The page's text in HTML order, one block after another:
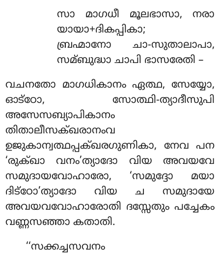
സാ മാഗധീ മൂലഭാസാ, നരാ
യായാ+ദികപ്പികാ;
ബ്രഹ്മാനോ ചാ-സുതാലാപാ,
സമ്ബുദ്ധാ ചാപി ഭാസരേതി –
വചനതോ മാഗധികാനം ഏത്ഥ, സേയ്യോ,
ഓട്ഠോ, സോത്ഥി-ത്യാദീസുപി
അസേസബ്യാപികാനം
തിതാലീസക്ഖരാനംവ
ഉജുകാന്വത്ഥപ്പക്ഖരഗുണികാ, നേവ പന
‘രുക്ഖാ വനം’ത്യാദോ വിയ അവയവേ
സമുദായവോഹാരോ, ‘സമുദ്ദോ മയാ
ദിട്ഠോ’ത്യാദോ വിയ ച സമുദായേ
അവയവവോഹാരോതി ദസ്സേതും പച്ചേകം
വണ്ണസഞ്ഞാ കതാതി.
‘‘സക്കച്ചസവനം